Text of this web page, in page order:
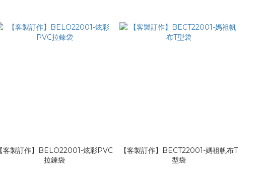
【客製訂作】BELO22001-炫彩PVC
拉鍊袋
【客製訂作】BECT22001-媽祖帆布T
型袋